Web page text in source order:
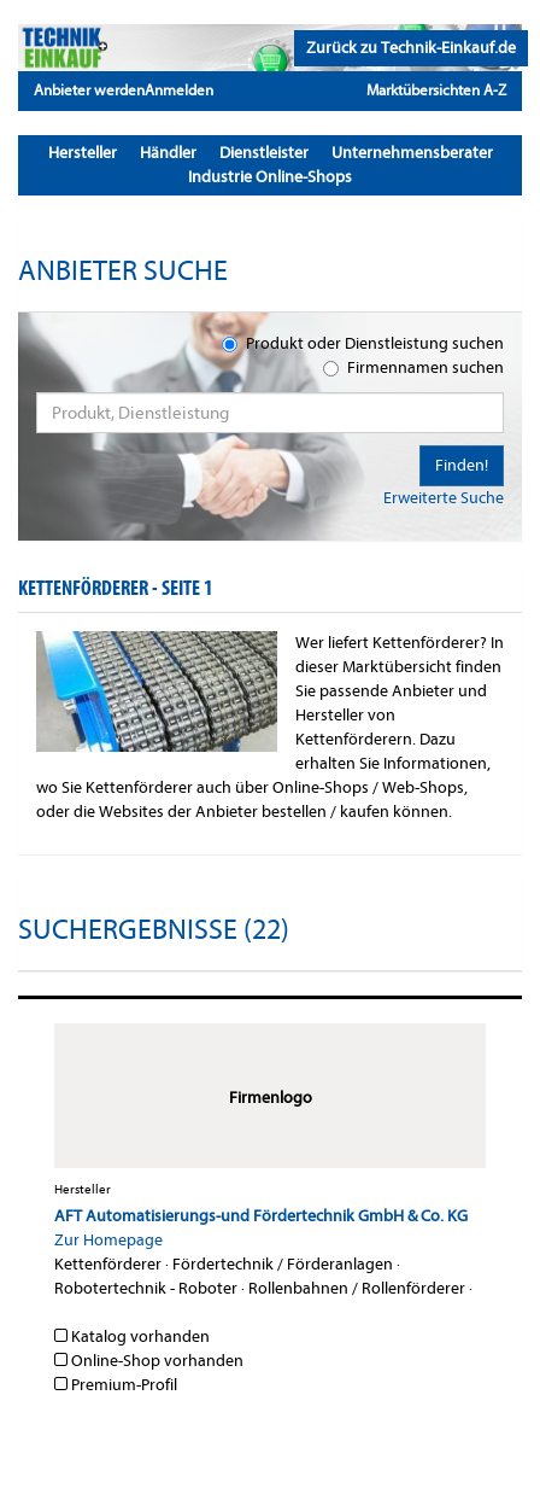
Zurück zu Technik-Einkauf.de
Anbieter werdenAnmelden Marktübersichten A-Z
Hersteller Händler Dienstleister
Unternehmensberater
Industrie Online-Shops
ANBIETER SUCHE
Produkt oder Dienstleistung suchen
Firmennamen suchen
Erweiterte Suche
Finden!
KETTENFÖRDERER -SEITE 1
Wer liefert Kettenförderer? In
dieser Marktübersicht finden
Sie passende Anbieter und
Hersteller von
Kettenförderern. Dazu
erhalten Sie Informationen,
wo Sie Kettenförderer auch über Online-Shops / Web-Shops,
oder die Websites der Anbieter bestellen / kaufen können.
SUCHERGEBNISSE (22)
Firmenlogo
Hersteller
AFT Automatisierungs-und Fördertechnik GmbH & Co. KG
Zur Homepage
Kettenförderer· Fördertechnik / Förderanlagen ·
Robotertechnik - Roboter· Rollenbahnen / Rollenförderer·
Katalog vorhanden
Online-Shop vorhanden
Premium-Profil